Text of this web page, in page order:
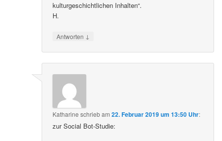
kulturgeschichtlichen Inhalten“.
H.
Antworten ↓
Katharine schriebam22. Februar 2019 um 13:50 Uhr:
zur Social Bot-Studie: